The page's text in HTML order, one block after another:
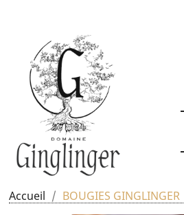
Accueil BOUGIES GINGLINGER